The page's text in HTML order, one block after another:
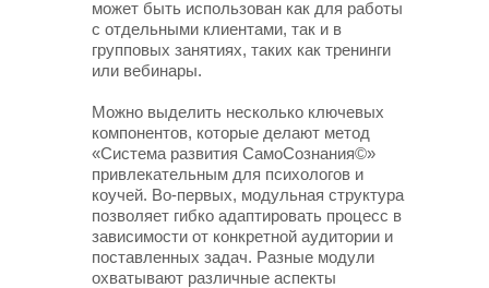
может быть использован как для работы
с отдельными клиентами, так и в
групповых занятиях, таких как тренинги
или вебинары.
Можно выделить несколько ключевых
компонентов, которые делают метод
«Система развития СамоСознания©»
привлекательным для психологов и
коучей. Во-первых, модульная структура
позволяет гибко адаптировать процесс в
зависимости от конкретной аудитории и
поставленных задач. Разные модули
охватывают различные аспекты